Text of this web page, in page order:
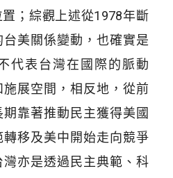
；綜觀上述從1978年斷
美關係變動，也確實是
代表台灣在國際的脈動
展空間，相反地，從前
靠著推動民主獲得美國
轉移及美中開始走向競爭
亦是透過民主典範、科